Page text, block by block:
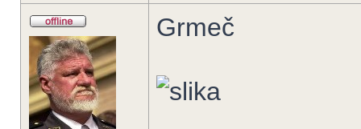
Grmeč